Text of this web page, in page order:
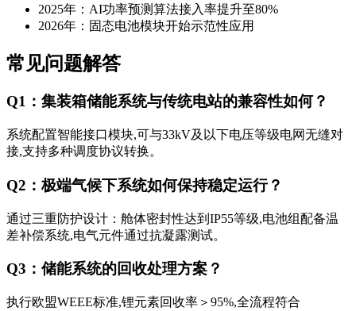
2025年：AI功率预测算法接入率提升至80%
2026年：固态电池模块开始示范性应用
常见问题解答
Q1：集装箱储能系统与传统电站的兼容性如何？
系统配置智能接口模块,可与33kV及以下电压等级电网无缝对
接,支持多种调度协议转换。
Q2：极端气候下系统如何保持稳定运行？
通过三重防护设计：舱体密封性达到IP55等级,电池组配备温
差补偿系统,电气元件通过抗凝露测试。
Q3：储能系统的回收处理方案？
执行欧盟WEEE标准,锂元素回收率＞95%,全流程符合